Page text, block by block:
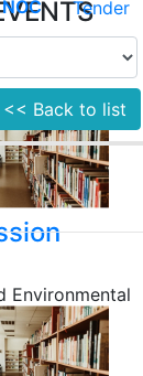
NOC
Tender
<< Back to list
Environmental